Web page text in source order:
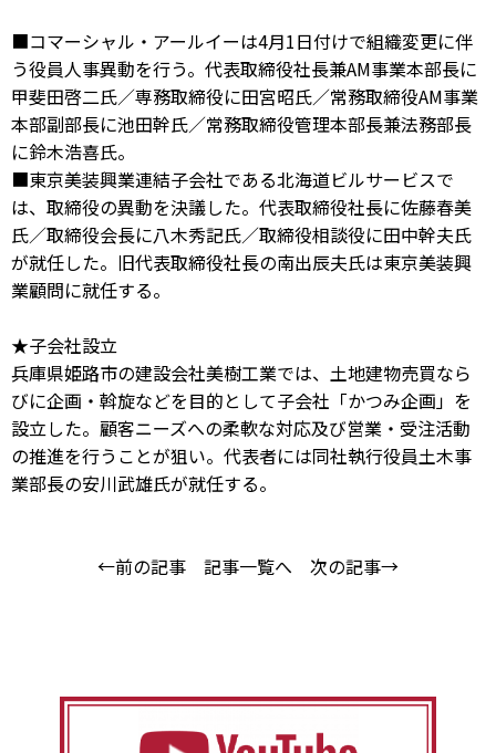
■コマーシャル・アールイーは4月1日付けで組織変更に伴
う役員人事異動を行う。代表取締役社長兼AM事業本部長に
甲斐田啓二氏／専務取締役に田宮昭氏／常務取締役AM事業
本部副部長に池田幹氏／常務取締役管理本部長兼法務部長
に鈴木浩喜氏。
■東京美装興業連結子会社である北海道ビルサービスで
は、取締役の異動を決議した。代表取締役社長に佐藤春美
氏／取締役会長に八木秀記氏／取締役相談役に田中幹夫氏
が就任した。旧代表取締役社長の南出辰夫氏は東京美装興
業顧問に就任する。
★子会社設立
兵庫県姫路市の建設会社美樹工業では、土地建物売買なら
びに企画・斡旋などを目的として子会社「かつみ企画」を
設立した。顧客ニーズへの柔軟な対応及び営業・受注活動
の推進を行うことが狙い。代表者には同社執行役員土木事
業部長の安川武雄氏が就任する。
←前の記事 記事一覧へ 次の記事→